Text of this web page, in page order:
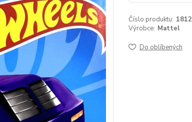
Číslo produktu: 1812
Výrobce: Mattel
Do oblíbených